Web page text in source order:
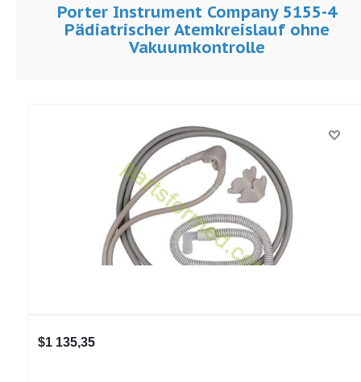
Porter Instrument Company 5155-4
Pädiatrischer Atemkreislauf ohne
Vakuumkontrolle
$1 135,35